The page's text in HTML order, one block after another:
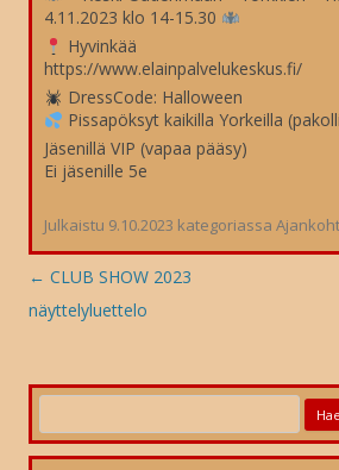
4.11.2023 klo 14-15.30
Hyvinkää
https://www.elainpalvelukeskus.fi/
DressCode: Halloween
Pissapöksyt kaikilla Yorkeilla
Jäsenillä VIP (vapaa pääsy)
Ei jäsenille 5e
Julkaistu 9.10.2023 kategoriassa
Artikkelien
selaus
← CLUB SHOW 2023
näyttelyluettelo